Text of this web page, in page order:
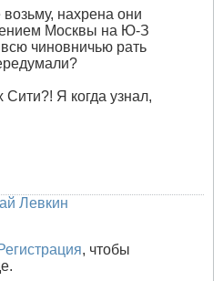
нахрена они
Москвы на Ю-З
чиновничью рать
Сити?! Я когда узнал,
Левкин
, чтобы